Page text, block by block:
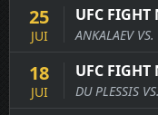
25
JUI
UFC FIGHT
ANKALAEV VS.
18
JUI
UFC FIGHT
DU PLESSIS